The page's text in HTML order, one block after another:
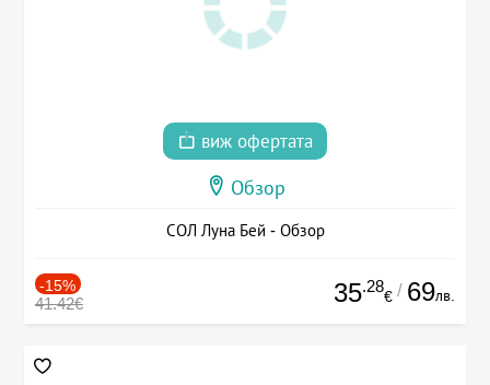
виж офертата
Обзор
СОЛ Луна Бей - Обзор
-15%
41.42€ 35.28
€ / 69лв.